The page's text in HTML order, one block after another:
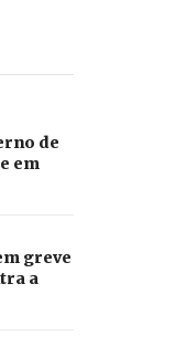
de
em
greve
a